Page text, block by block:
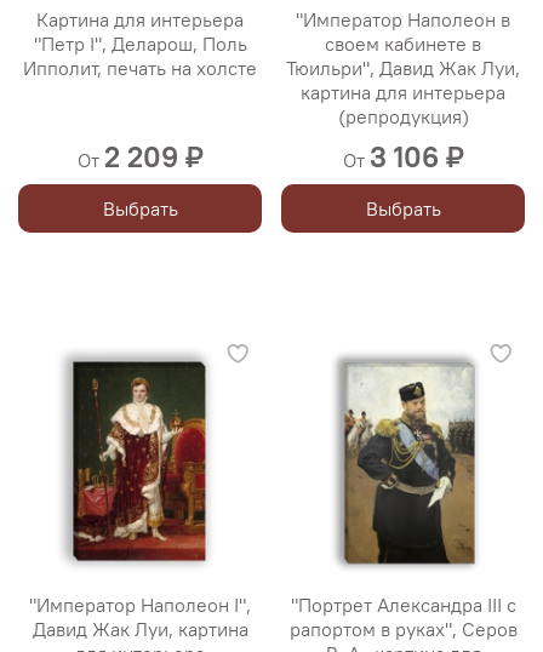
Картина для интерьера
"Петр I", Деларош, Поль
Ипполит, печать на холсте
От 2 209 ₽
Выбрать
"Император Наполеон в
своем кабинете в
Тюильри", Давид Жак Луи,
картина для интерьера
(репродукция)
От 3 106 ₽
Выбрать
"Император Наполеон I",
Давид Жак Луи, картина
"Портрет Александра III с
рапортом в руках", Серов